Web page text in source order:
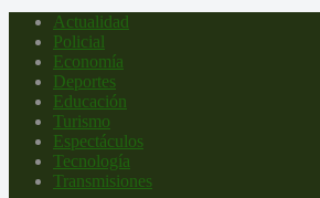
Actualidad
Policial
Economía
Deportes
Educación
Turismo
Espectáculos
Tecnología
Transmisiones